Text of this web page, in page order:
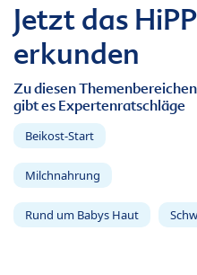
Jetzt das
erkunden
Zu diesen Themenbereichen
gibt es Expertenratschläge
Beikost-Start
Milchnahrung
Rund um Babys Haut